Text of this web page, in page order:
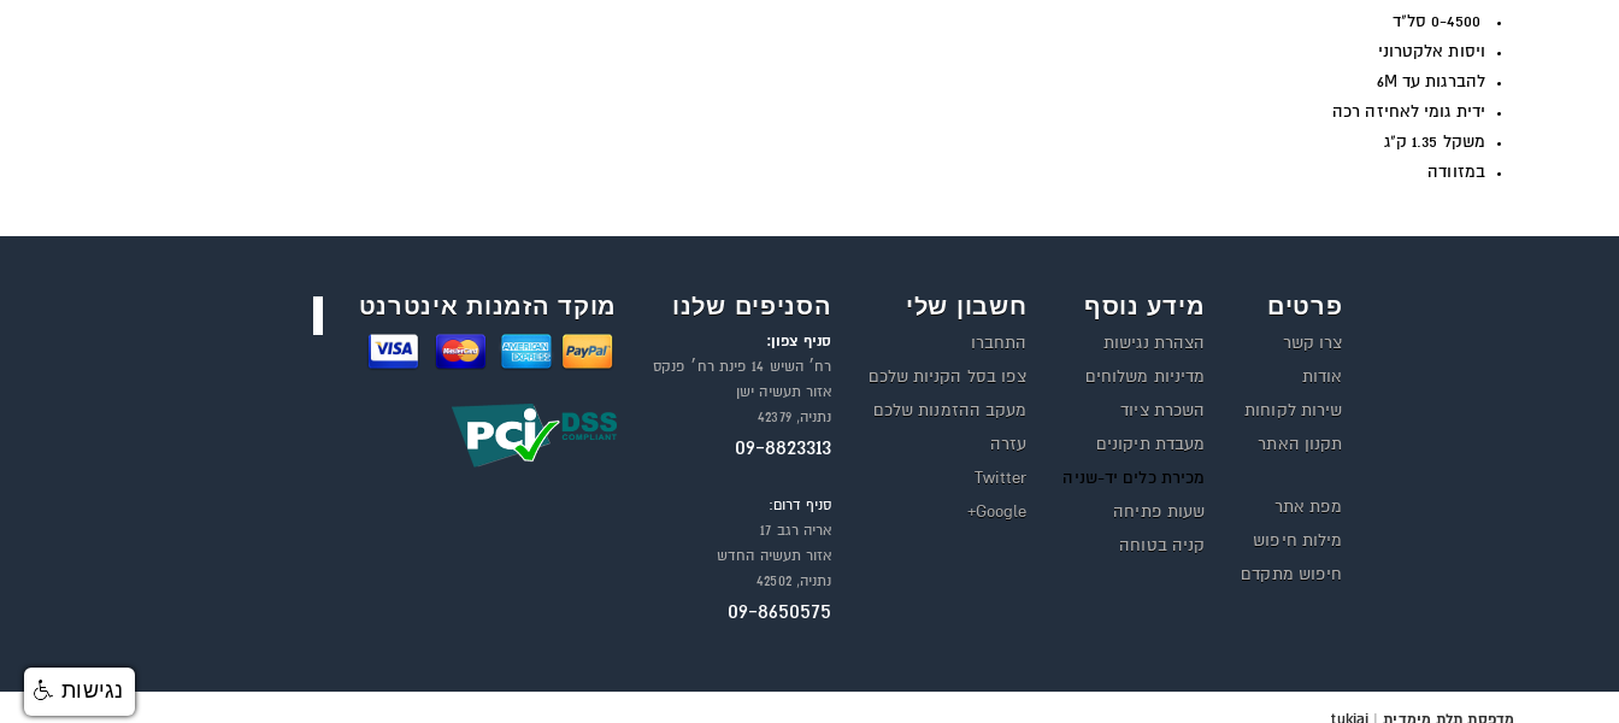
ויסות אלקטרוני
להברגות עד 6M
ידית גומי לאחיזה רכה
משקל 1.35 ק"ג
במזוודה
פרטים
צרו קשר
אודות
שירות לקוחות
תקנון האתר
מפת אתר
מילות חיפוש
חיפוש מתקדם
מידע נוסף
הצהרת נגישות
מדיניות משלוחים
השכרת ציוד
מעבדת תיקונים
מכירת כלים יד-שניה
שעות פתיחה
קניה בטוחה
חשבון שלי
התחברו
צפו בסל הקניות שלכם
מעקב ההזמנות שלכם
עזרה
Twitter
Google+
הסניפים שלנו
סניף צפון:
רח׳ השיש 14 פינת רח׳ פנקס
אזור תעשיה ישן
נתניה, 42379
09-8823313
סניף דרום:
אריה רגב 17
אזור תעשיה החדש
נתניה, 42502
09-8650575
מוקד הזמנות אינטרנט
מדפסת תלת מימדית|
tukiai
נגישות